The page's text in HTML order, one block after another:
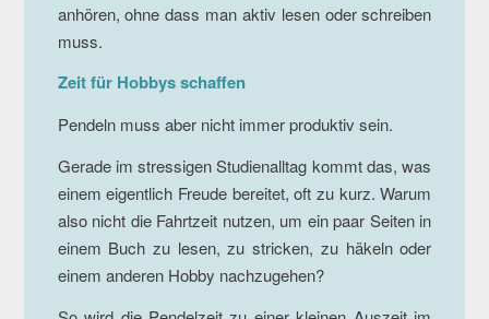
anhören, ohne dass man aktiv lesen oder schreiben
muss.
Zeit für Hobbys schaffen
Pendeln muss aber nicht immer produktiv sein.
Gerade im stressigen Studienalltag kommt das, was
einem eigentlich Freude bereitet, oft zu kurz. Warum
also nicht die Fahrtzeit nutzen, um ein paar Seiten in
einem Buch zu lesen, zu stricken, zu häkeln oder
einem anderen Hobby nachzugehen?